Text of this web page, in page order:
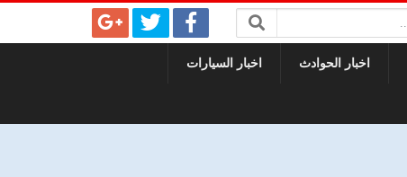
اخبار الحوادث اخبار السيارات